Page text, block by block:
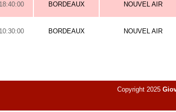
18:40:00 BORDEAUX NOUVEL AIR
10:30:00 BORDEAUX NOUVEL AIR
Copyright 2025